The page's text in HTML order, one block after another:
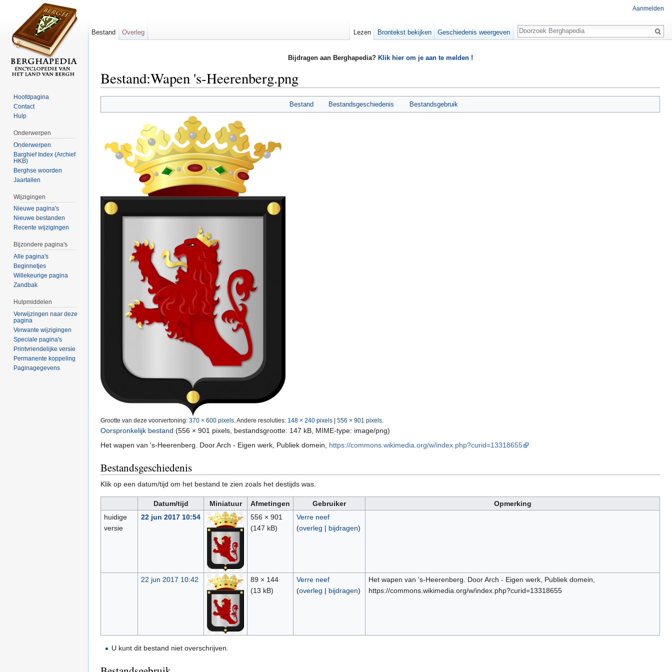
Bijdragen aan Berghapedia? Klik hier om je aan te melden !
Bestand:Wapen 's-Heerenberg.png
Bestand Bestandsgeschiedenis Bestandsgebruik
Grootte van deze voorvertoning: 370 × 600 pixels Andere resoluties: 148 × 240 pixels | 556 × 901 pixels
Oorspronkelijk bestand (556 × 901 pixels, bestandsgrootte: 147 kB, MIME-type: image/png)
Het wapen van 's-Heerenberg. Door Arch - Eigen werk, Publiek domein, https://commons.wikimedia.org/w/index.php?curid=13318655
Bestandsgeschiedenis
Klik op een datum/tijd om het bestand te zien zoals het destijds was.
Datum/tijd Miniatuur Afmetingen Gebruiker
Opmerking
huidige
versie
22 jun 2017 10:54
556 × 901
(147 kB)
Verre neef
(overleg | bijdragen)
22 jun 2017 10:42
89 × 144
(13 kB)
Verre neef
(overleg | bijdragen)
Het wapen van 's-Heerenberg. Door Arch - Eigen werk, Publiek domein,
https://commons.wikimedia.org/w/index.php?curid=13318655
U kunt dit bestand niet overschrijven.
Aanmelden
Bestand Overleg Lezen Brontekst bekijken Geschiedenis weergeven
Zoeken
Hoofdpagina
Contact
Hulp
Onderwerpen
Onderwerpen
Barghief Index (Archief
HKB)
Berghse woorden
Jaartallen
Wijzigingen
Nieuwe pagina's
Nieuwe bestanden
Recente wijzigingen
Bijzondere pagina's
Alle pagina's
Beginnetjes
Willekeurige pagina
Zandbak
Hulpmiddelen
Verwijzingen naar deze
pagina
Verwante wijzigingen
Speciale pagina's
Printvriendelijke versie
Permanente koppeling
Paginagegevens